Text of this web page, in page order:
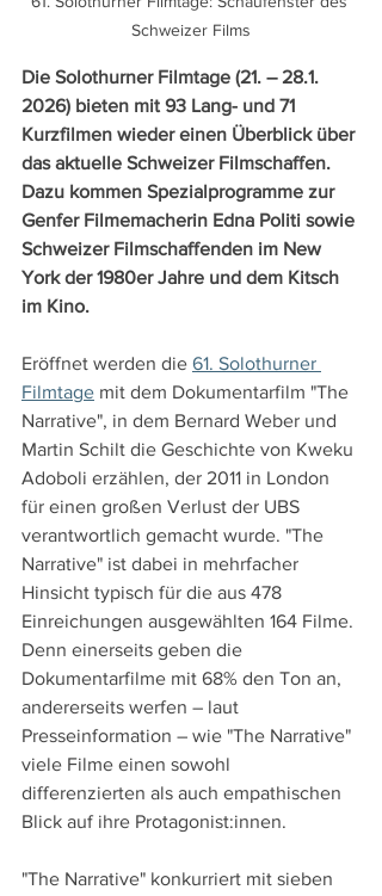
Schweizer Films
Die Solothurner Filmtage (21. – 28.1.
2026) bieten mit 93 Lang- und 71
Kurzfilmen wieder einen Überblick über
das aktuelle Schweizer Filmschaffen.
Dazu kommen Spezialprogramme zur
Genfer Filmemacherin Edna Politi sowie
Schweizer Filmschaffenden im New
York der 1980er Jahre und dem Kitsch
im Kino.
Eröffnet werden die 61. Solothurner
Filmtage mit dem Dokumentarfilm "The
Narrative", in dem Bernard Weber und
Martin Schilt die Geschichte von Kweku
Adoboli erzählen, der 2011 in London
für einen großen Verlust der UBS
verantwortlich gemacht wurde. "The
Narrative" ist dabei in mehrfacher
Hinsicht typisch für die aus 478
Einreichungen ausgewählten 164 Filme.
Denn einerseits geben die
Dokumentarfilme mit 68% den Ton an,
andererseits werfen – laut
Presseinformation – wie "The Narrative"
viele Filme einen sowohl
differenzierten als auch empathischen
Blick auf ihre Protagonist:innen.
"The Narrative" konkurriert mit sieben